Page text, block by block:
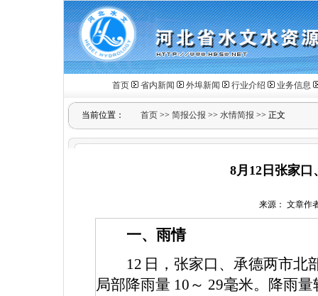
首页 省内新闻 外埠新闻 行业介绍 业务信息
当前位置： 首页 >> 简报公报 >> 水情简报 >> 正文
8月12日张家
来源： 文章作
一、雨情
12 日，张家口、承德两市北
局部降雨量 10 ～ 29毫米。降雨